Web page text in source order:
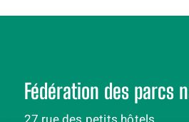
Fédération des parcs